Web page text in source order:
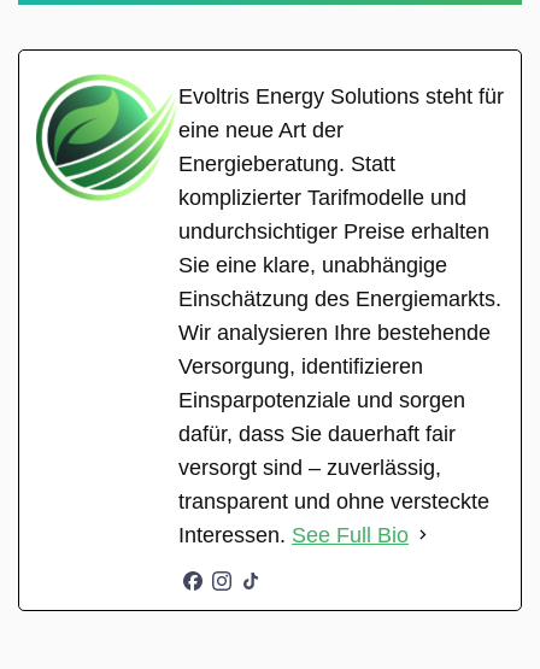
Evoltris Energy Solutions steht für
eine neue Art der
Energieberatung. Statt
komplizierter Tarifmodelle und
undurchsichtiger Preise erhalten
Sie eine klare, unabhängige
Einschätzung des Energiemarkts.
Wir analysieren Ihre bestehende
Versorgung, identifizieren
Einsparpotenziale und sorgen
dafür, dass Sie dauerhaft fair
versorgt sind – zuverlässig,
transparent und ohne versteckte
Interessen. See Full Bio